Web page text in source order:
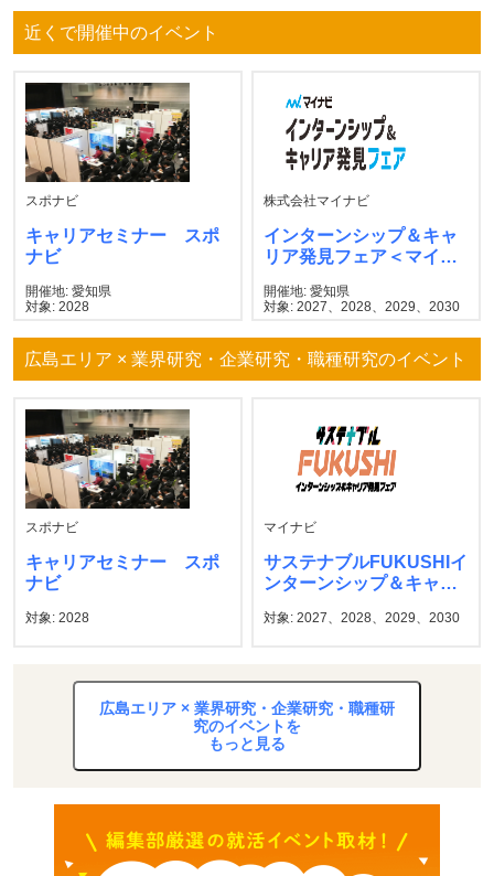
近くで開催中のイベント
スポナビ
キャリアセミナー スポ
ナビ
開催地: 愛知県
対象: 2028
株式会社マイナビ
インターンシップ＆キャ
リア発見フェア＜マイナ
開催地: 愛知県
対象: 2027、2028、2029、2030
広島エリア × 業界研究・企業研究・職種研究のイベント
スポナビ
キャリアセミナー スポ
ナビ
対象: 2028
マイナビ
サステナブルFUKUSHIイ
ンターンシップ＆キャリ
対象: 2027、2028、2029、2030
広島エリア × 業界研究・企業研究・職種研
究のイベントを
もっと見る